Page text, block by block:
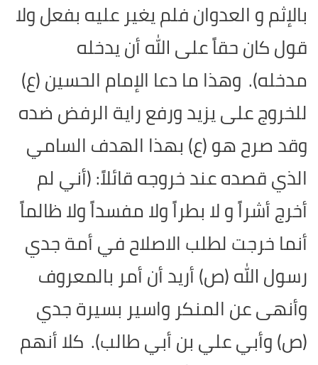
بالإثم و العدوان فلم يغير عليه بفعل ولا
قول كان حقاً على الله أن يدخله
مدخله). وهذا ما دعا الإمام الحسين (ع)
للخروج على يزيد ورفع راية الرفض ضده
وقد صرح هو (ع) بهذا الهدف السامي
الذي قصده عند خروجه قائلاً: (أني لم
أخرج أشراً و لا بطراً ولا مفسداً ولا ظالماً
أنما خرجت لطلب الاصلاح في أمة جدي
رسول الله (ص) أريد أن أمر بالمعروف
وأنهى عن المنكر واسير بسيرة جدي
(ص) وأبي علي بن أبي طالب). كلا أنهم